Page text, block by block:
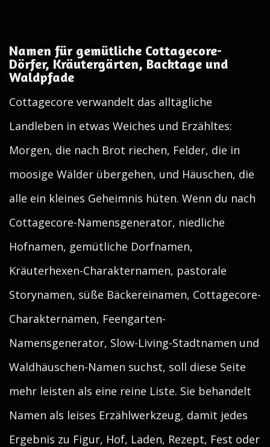
Namen für gemütliche Cottagecore-
Dörfer, Kräutergärten, Backtage und
Waldpfade
Cottagecore verwandelt das alltägliche
Landleben in etwas Weiches und Erzähltes:
Morgen, die nach Brot riechen, Felder, die in
moosige Wälder übergehen, und Häuschen, die
alle ein kleines Geheimnis hüten. Wenn du nach
Cottagecore-Namensgenerator, niedliche
Hofnamen, gemütliche Dorfnamen,
Kräuterhexen-Charakternamen, pastorale
Storynamen, süße Bäckereinamen, Cottagecore-
Charakternamen, Feengarten-
Namensgenerator, Slow-Living-Stadtnamen und
Waldhäuschen-Namen suchst, soll diese Seite
mehr leisten als eine reine Liste. Sie behandelt
Namen als leises Erzählwerkzeug, damit jedes
Ergebnis zu Figur, Hof, Laden, Rezept, Fest oder